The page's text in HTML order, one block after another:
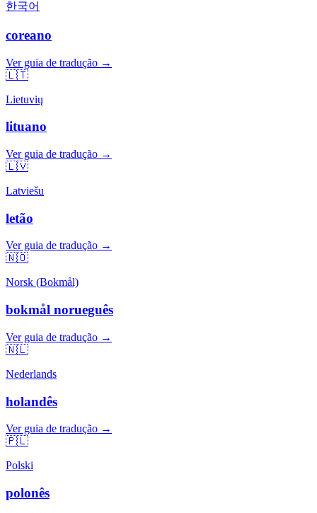
한국어
coreano
Ver guia de tradução →
🇱🇹
Lietuvių
lituano
Ver guia de tradução →
🇱🇻
Latviešu
letão
Ver guia de tradução →
🇳🇴
Norsk (Bokmål)
bokmål norueguês
Ver guia de tradução →
🇳🇱
Nederlands
holandês
Ver guia de tradução →
🇵🇱
Polski
polonês